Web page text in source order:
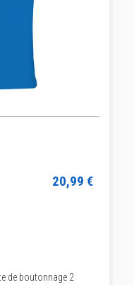
20,99 €
de boutonnage 2